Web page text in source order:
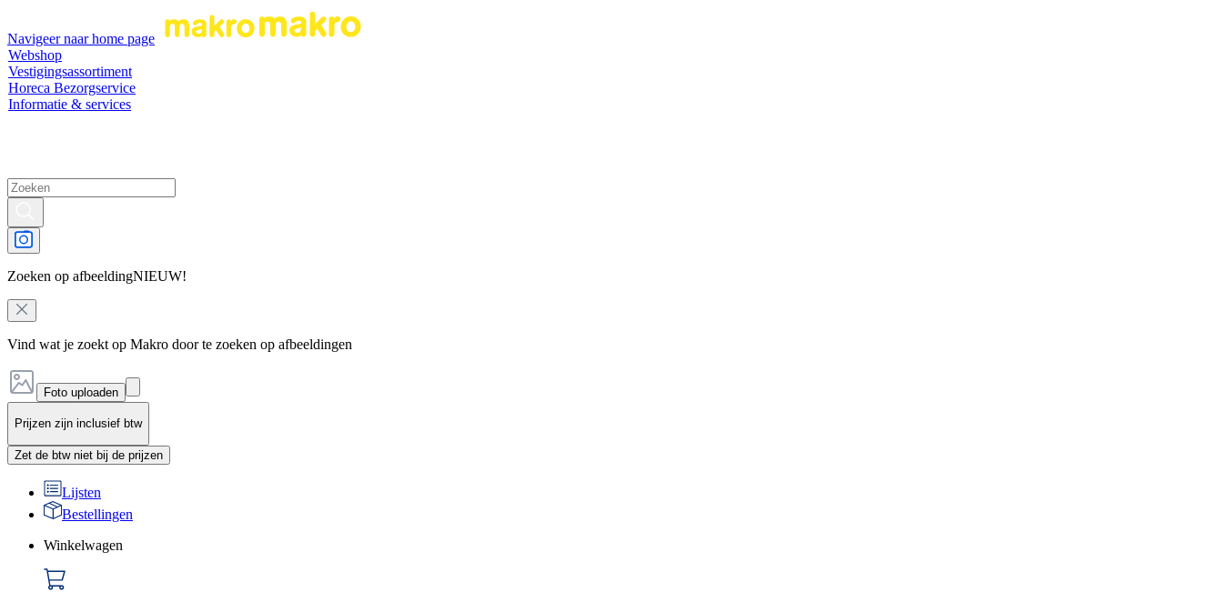
Navigeer naar home page
Webshop
Vestigingsassortiment
Horeca Bezorgservice
Informatie & services
Zoeken op afbeeldingNIEUW!
Vind wat je zoekt op Makro door te zoeken op afbeeldingen
Foto uploaden
Prijzen zijn inclusief btw
Zet de btw niet bij de prijzen
Lijsten
Bestellingen
Winkelwagen